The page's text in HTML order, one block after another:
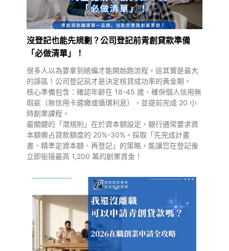
沒登記也能先規劃？公司登記前青創貸款準備
「必做清單」！
很多人以為要拿到統編才能開始跑流程，這其實是最大
的誤區！公司登記前才是決定核貸成功率的黃金期。
核心準備包含：確認年齡在 18-45 歲、確保個人信用無
瑕疵（無信用卡遲繳或循環利息），並提前完成 20 小
時創業課程。
最關鍵的「潛規則」在於資本額設定，銀行通常要求資
本額需占貸款額度的 20%-30%。採取「先完成計畫
書、精準定資本額、再登記」的策略，能讓您在登記後
立即銜接最高 1,200 萬的創業資金！